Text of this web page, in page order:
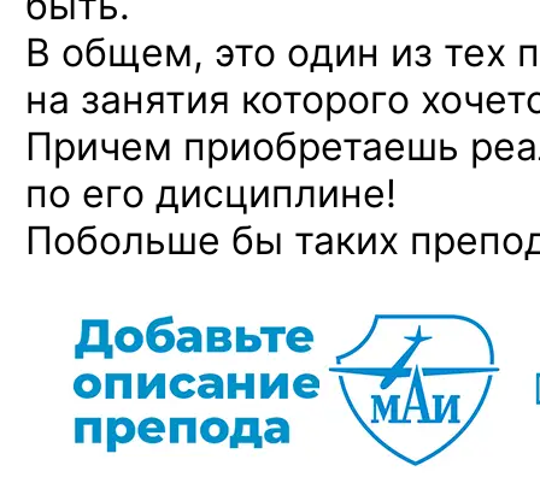
В общем, это один из тех
на занятия которого
Причем приобретаешь
по его дисциплине!
Побольше бы таких